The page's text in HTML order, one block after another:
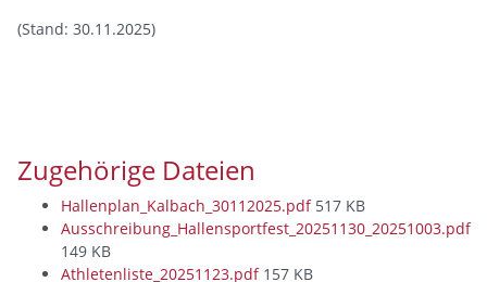
(Stand: 30.11.2025)
Zugehörige Dateien
Hallenplan_Kalbach_30112025.pdf 517 KB
Ausschreibung_Hallensportfest_20251130_20251003.pdf
149 KB
Athletenliste_20251123.pdf 157 KB